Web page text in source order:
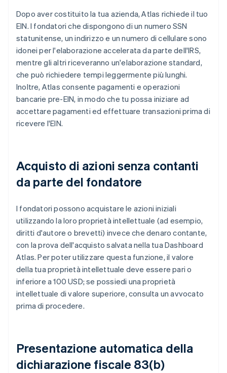
Dopo aver costituito la tua azienda, Atlas richiede il tuo
EIN. I fondatori che dispongono di un numero SSN
statunitense, un indirizzo e un numero di cellulare sono
idonei per l'elaborazione accelerata da parte dell'IRS,
mentre gli altri riceveranno un'elaborazione standard,
che può richiedere tempi leggermente più lunghi.
Inoltre, Atlas consente pagamenti e operazioni
bancarie pre-EIN, in modo che tu possa iniziare ad
accettare pagamenti ed effettuare transazioni prima di
ricevere l'EIN.
Acquisto di azioni senza contanti
da parte del fondatore
I fondatori possono acquistare le azioni iniziali
utilizzando la loro proprietà intellettuale (ad esempio,
diritti d'autore o brevetti) invece che denaro contante,
con la prova dell'acquisto salvata nella tua Dashboard
Atlas. Per poter utilizzare questa funzione, il valore
della tua proprietà intellettuale deve essere pari o
inferiore a 100 USD; se possiedi una proprietà
intellettuale di valore superiore, consulta un avvocato
prima di procedere.
Presentazione automatica della
dichiarazione fiscale 83(b)